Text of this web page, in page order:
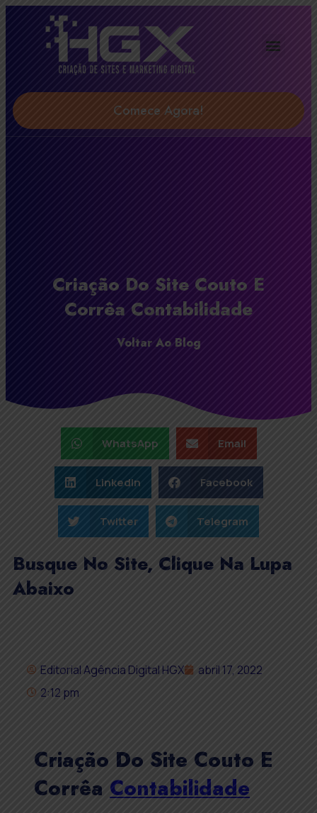
Comece Agora!
Criação Do Site Couto E
Corrêa Contabilidade
Voltar Ao Blog
WhatsApp Email
LinkedIn Facebook
Twitter Telegram
Busque No Site, Clique Na Lupa
Abaixo
Editorial Agência Digital HGX
abril 17, 2022
2:12 pm
Criação Do Site Couto E
Corrêa Contabilidade